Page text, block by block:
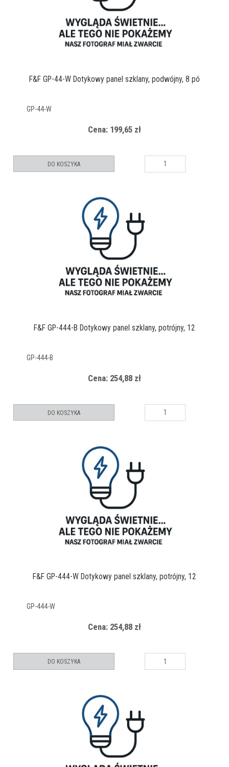
F&F GP-44-W Dotykowy panel szklany, podwójny, 8 pó
GP-44-W
Cena: 199,65 zł
DO KOSZYKA
F&F GP-444-B Dotykowy panel szklany, potrójny, 12
GP-444-B
Cena: 254,88 zł
DO KOSZYKA
F&F GP-444-W Dotykowy panel szklany, potrójny, 12
GP-444-W
Cena: 254,88 zł
DO KOSZYKA